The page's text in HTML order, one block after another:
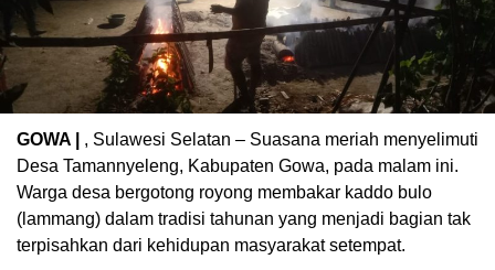
GOWA | , Sulawesi Selatan – Suasana meriah menyelimuti
Desa Tamannyeleng, Kabupaten Gowa, pada malam ini.
Warga desa bergotong royong membakar kaddo bulo
(lammang) dalam tradisi tahunan yang menjadi bagian tak
terpisahkan dari kehidupan masyarakat setempat.